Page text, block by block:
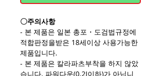
〇주의사항
- 본 제품은 일본 총포・도검법규정에
적합판정을받은 18세이상 사용가능한
제품입니다.
- 본 제품은 칼라파츠부착을 하지 않았
습니다. 파워다운(0.2J이하)가 아닙니